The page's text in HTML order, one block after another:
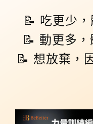
📝 吃更少
📝 動更多
📝 想放棄，